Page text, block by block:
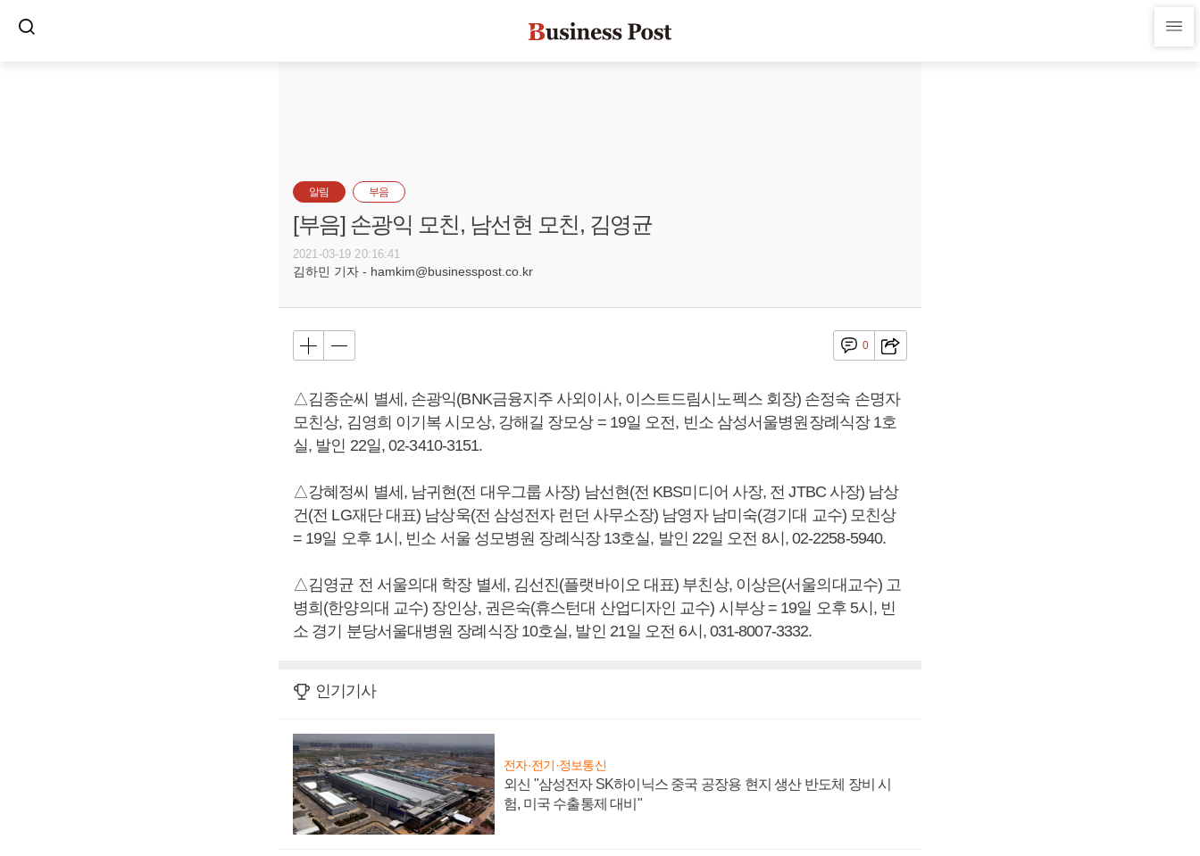
알림 부음
[부음] 손광익 모친, 남선현 모친, 김영균
2021-03-19 20:16:41
김하민 기자 - hamkim@businesspost.co.kr
0
△김종순씨 별세, 손광익(BNK금융지주 사외이사, 이스트드림시노펙스 회장) 손정숙 손명자
모친상, 김영희 이기복 시모상, 강해길 장모상 = 19일 오전, 빈소 삼성서울병원장례식장 1호
실, 발인 22일, 02-3410-3151.
△강혜정씨 별세, 남귀현(전 대우그룹 사장) 남선현(전 KBS미디어 사장, 전 JTBC 사장) 남상
건(전 LG재단 대표) 남상욱(전 삼성전자 런던 사무소장) 남영자 남미숙(경기대 교수) 모친상
= 19일 오후 1시, 빈소 서울 성모병원 장례식장 13호실, 발인 22일 오전 8시, 02-2258-5940.
△김영균 전 서울의대 학장 별세, 김선진(플랫바이오 대표) 부친상, 이상은(서울의대교수) 고
병희(한양의대 교수) 장인상, 권은숙(휴스턴대 산업디자인 교수) 시부상 = 19일 오후 5시, 빈
소 경기 분당서울대병원 장례식장 10호실, 발인 21일 오전 6시, 031-8007-3332.
인기기사
전자·전기·정보통신
외신 "삼성전자 SK하이닉스 중국 공장용 현지 생산 반도체 장비 시
험, 미국 수출통제 대비"